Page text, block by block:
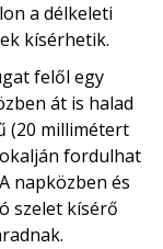
a délkeleti
kísérhetik.
felől egy
át is halad
(20 millimétert
fordulhat
napközben és
szelet kísérő